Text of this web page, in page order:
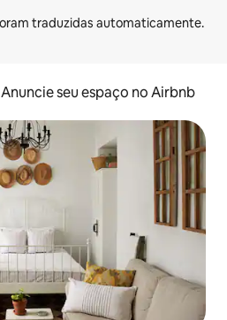
Anuncie seu espaço no Airbnb